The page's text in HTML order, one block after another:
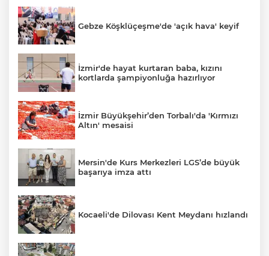
Gebze Köşklüçeşme'de 'açık hava' keyif
İzmir'de hayat kurtaran baba, kızını
kortlarda şampiyonluğa hazırlıyor
İzmir Büyükşehir’den Torbalı'da 'Kırmızı
Altın' mesaisi
Mersin'de Kurs Merkezleri LGS’de büyük
başarıya imza attı
Kocaeli'de Dilovası Kent Meydanı hızlandı